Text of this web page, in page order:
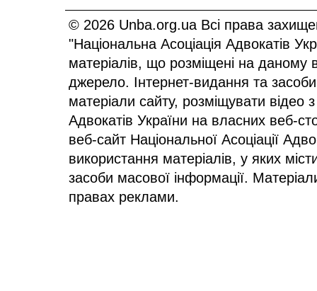
© 2026 Unba.org.ua Всі права
"Національна Асоціація Адвокатів
матеріалів, що розміщені на даному
джерело. Інтернет-видання та
матеріали сайту, розміщувати відео
Адвокатів України на власних веб-
веб-сайт Національної Асоціації
використання матеріалів, у яких
засоби масової інформації.
правах реклами.